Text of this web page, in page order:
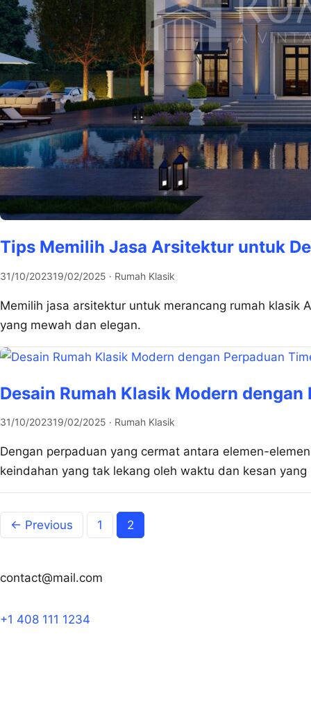
Tips Memilih Jasa Arsitektur untuk
31/10/202319/02/2025 · Rumah Klasik
Memilih jasa arsitektur untuk merancang rumah klasik
yang mewah dan elegan.
Desain Rumah Klasik Modern
31/10/202319/02/2025 · Rumah Klasik
Dengan perpaduan yang cermat antara elemen-
keindahan yang tak lekang oleh waktu dan kesan
← Previous 1 2
contact@mail.com
+1 408 111 1234